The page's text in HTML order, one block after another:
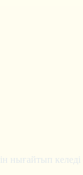
нығайтып